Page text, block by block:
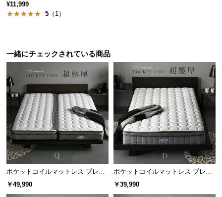
い
て
お
様
サ
ポ
お
知
ら
マットレスはコイル数が多ければ多いほど密度が増
コイル数 1054個
¥11,999
5 （1）
一緒にチェックされている商品
ポケットコイルマットレス プレミ
アム 超極厚 厚さ25cm Q
￥49,990
ポケットコイルマットレス プレミ
アム 超極厚 厚さ25cm D
￥39,990